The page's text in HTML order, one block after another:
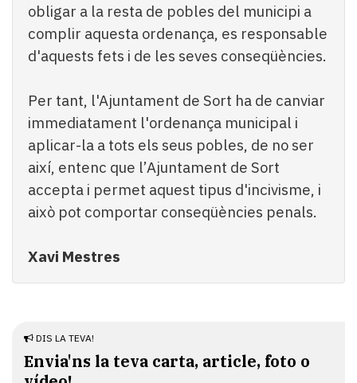
obligar a la resta de pobles del municipi a
complir aquesta ordenança, es responsable
d'aquests fets i de les seves conseqüències.
Per tant, l'Ajuntament de Sort ha de canviar
immediatament l'ordenança municipal i
aplicar-la a tots els seus pobles, de no ser
així, entenc que l’Ajuntament de Sort
accepta i permet aquest tipus d'incivisme, i
això pot comportar conseqüències penals.
Xavi Mestres
DIS LA TEVA!
Envia'ns la teva carta, article, foto o